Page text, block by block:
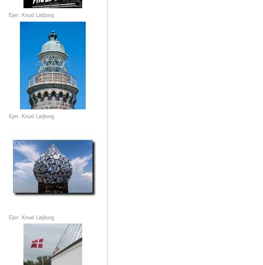
Ejer: Knud Løjborg
Ejer: Knud Løjborg
Ejer: Knud Løjborg